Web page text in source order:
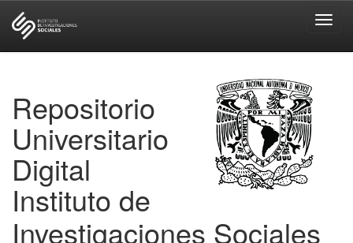
Repositorio
Universitario
Digital
Instituto de
Investigaciones Sociales